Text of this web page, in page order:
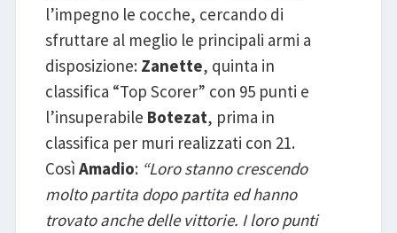
l’impegno le cocche, cercando di
sfruttare al meglio le principali armi a
disposizione: Zanette, quinta in
classifica “Top Scorer” con 95 punti e
l’insuperabile Botezat, prima in
classifica per muri realizzati con 21.
Così Amadio:“Loro stanno crescendo
molto partita dopo partita ed hanno
trovato anche delle vittorie. I loro punti